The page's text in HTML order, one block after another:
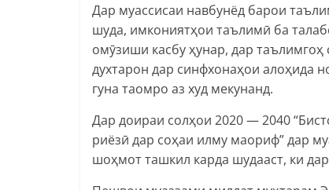
Дар муассисаи навбунёд барои
шуда, имкониятҳои таълимӣ ба
омӯзиши касбу ҳунар, дар
духтарон дар синфхонаҳои алоҳида
гуна таомро аз худ мекунанд.
Дар доираи солҳои 2020 — 2040
риёзӣ дар соҳаи илму маориф” дар
шоҳмот ташкил карда шудааст, ки